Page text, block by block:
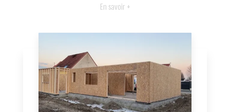
En savoir +